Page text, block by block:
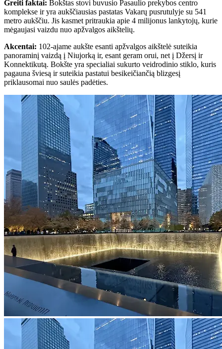
Greiti faktai: Bokštas stovi buvusio Pasaulio prekybos centro
komplekse ir yra aukščiausias pastatas Vakarų pusrutulyje su 541
metro aukščiu. Jis kasmet pritraukia apie 4 milijonus lankytojų, kurie
mėgaujasi vaizdu nuo apžvalgos aikštelių.
Akcentai: 102-ajame aukšte esanti apžvalgos aikštelė suteikia
panoraminį vaizdą į Niujorką ir, esant geram orui, net į Džersį ir
Konnektikutą. Bokšte yra specialiai sukurto veidrodinio stiklo, kuris
pagauna šviesą ir suteikia pastatui besikeičiančią blizgesį
priklausomai nuo saulės padėties.